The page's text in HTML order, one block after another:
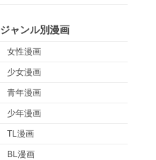
ジャンル別漫画
女性漫画
少女漫画
青年漫画
少年漫画
TL漫画
BL漫画